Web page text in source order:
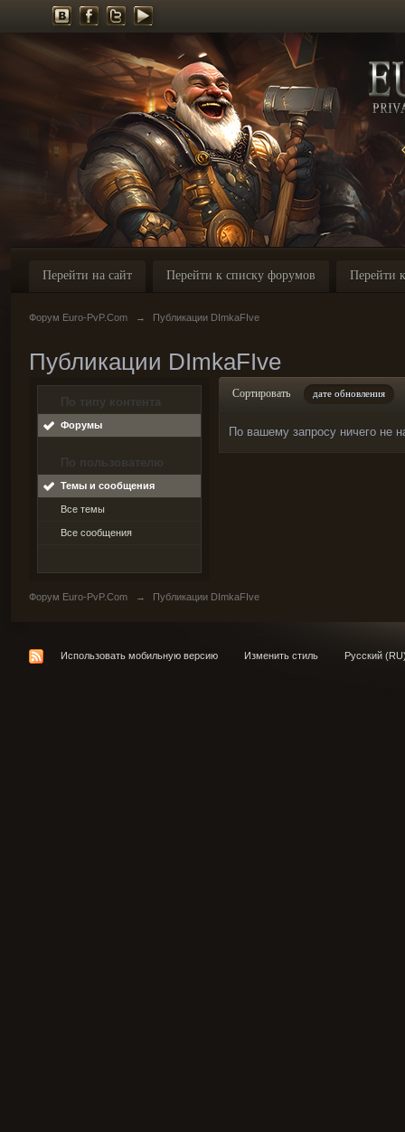
Перейти на сайт Перейти к списку форумов Перейти
Форум Euro-PvP.Com → Публикации DImkaFIve
Публикации DImkaFIve
По типу контента
Форумы
По пользователю
Темы и сообщения
Все темы
Все сообщения
Сортировать дате обновления
По вашему запросу ничего не
Форум Euro-PvP.Com → Публикации DImkaFIve
Использовать мобильную версию Изменить стиль Русский